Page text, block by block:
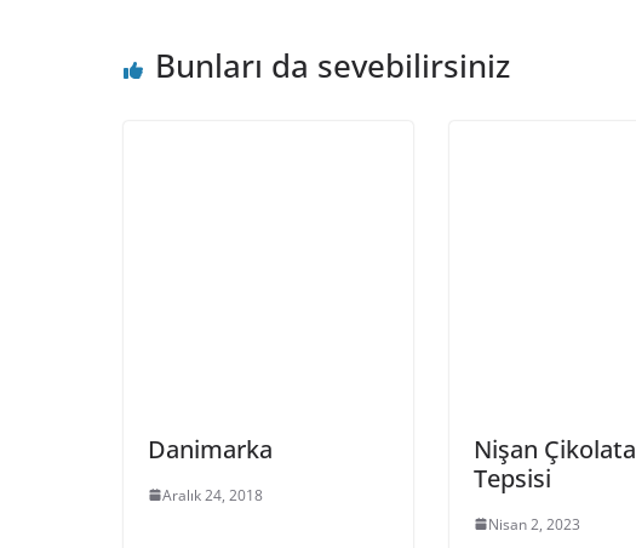
Bunları da sevebilirsiniz
Danimarka
Aralık 24, 2018
Nişan Çikolata
Tepsisi
Nisan 2, 2023